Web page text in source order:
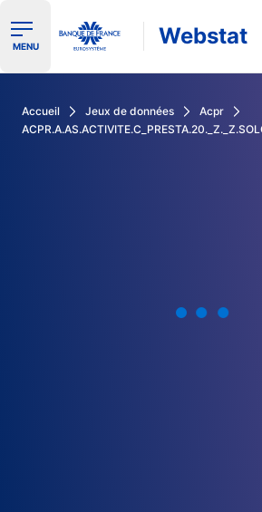
Ouvrir le menu de navigation
MENU Webstat
Accueil Jeux de données
Acpr